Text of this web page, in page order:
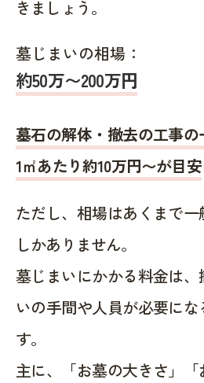
きましょう。
墓じまいの相場：
約50万〜200万円
墓石の解体・撤去の工事
1㎡あたり約10万円〜が目安
ただし、相場はあくまで
しかありません。
墓じまいにかかる料金は
いの手間や人員が必要に
す。
主に、「お墓の大きさ」